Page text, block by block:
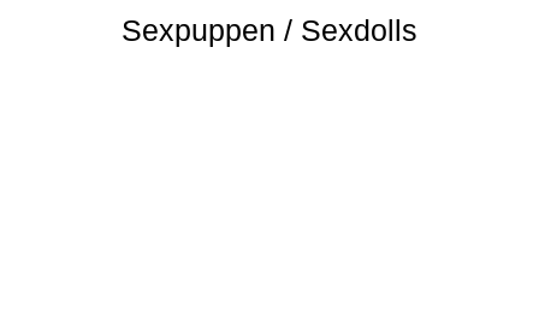
Sexpuppen / Sexdolls